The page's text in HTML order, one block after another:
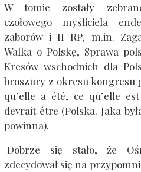
W tomie zostały
czołowego myśliciela
zaborów i II RP, m.in.
Walka o Polskę, Sprawa
Kresów wschodnich dla
broszury z okresu kongresu
qu’elle a été, ce qu’elle
devrait être (Polska. Jaka
powinna).
"Dobrze się stało, że
zdecydował się na